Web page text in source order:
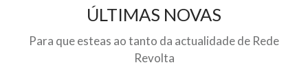
ÚLTIMAS NOVAS
Para que esteas ao tanto da actualidade de Rede
Revolta